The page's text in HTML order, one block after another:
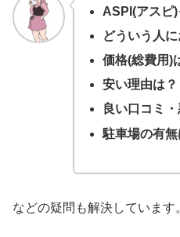
ASPI(アスピ
どういう人
価格(総費用)
安い理由は？
良い口コミ
駐車場の有無
などの疑問も解決しています